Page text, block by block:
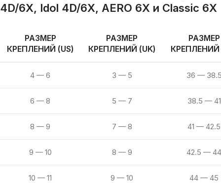
4D/6X, Idol 4D/6X, AERO 6X и Classic 6X
РАЗМЕР
КРЕПЛЕНИЙ (US)
РАЗМЕР
КРЕПЛЕНИЙ (UK)
РАЗМЕР
КРЕПЛЕНИЙ
4 — 6 3 — 5 36 —
6 — 8 5 — 7 38.5 — 41
8 — 9 7 — 8 41 — 42.5
9 — 10 8 — 9 42.5 — 44
10 — 11 9 — 10 44 — 45